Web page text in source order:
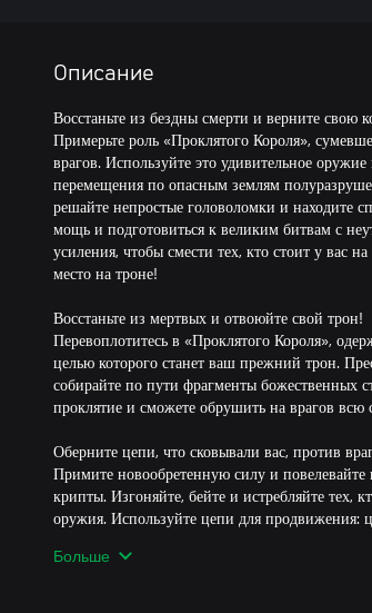
Описание
Восстаньте из бездны смерти и верните
Примерьте роль «Проклятого Короля»,
врагов. Используйте это удивительное
перемещения по опасным землям
решайте непростые головоломки и находите
мощь и подготовиться к великим битвам с
усиления, чтобы смести тех, кто стоит у вас
место на троне!
Восстаньте из мертвых и отвоюйте свой трон!
Перевоплотитесь в «Проклятого Короля»,
целью которого станет ваш прежний трон.
собирайте по пути фрагменты божественных
проклятие и сможете обрушить на врагов
Оберните цепи, что сковывали вас, против
Примите новообретенную силу и
крипты. Изгоняйте, бейте и истребляйте
оружия. Используйте цепи для продвижения:
Больше